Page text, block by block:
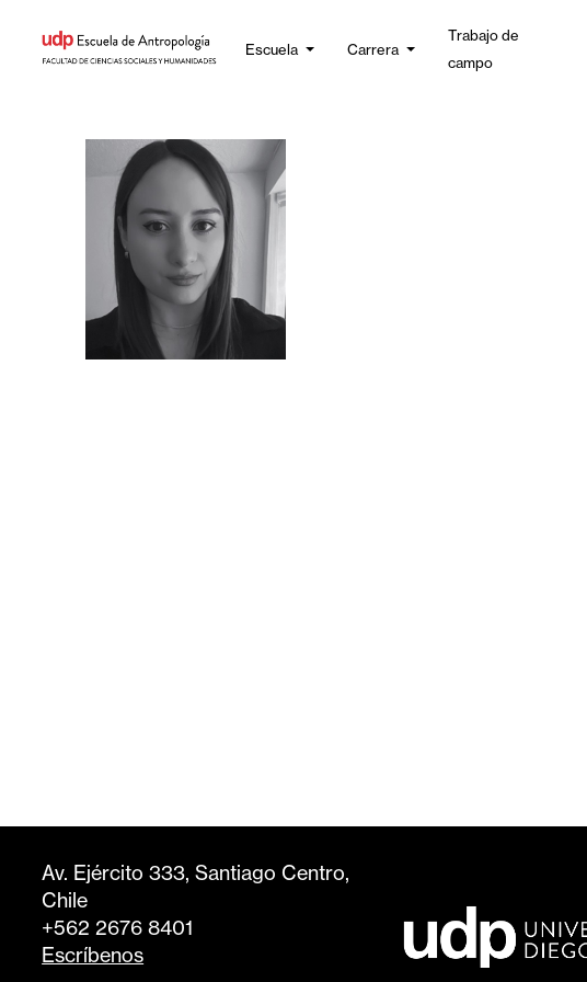
Escuela Carrera
Trabajo de
campo
Av. Ejército 333, Santiago Centro,
Chile
+562 2676 8401
Escríbenos